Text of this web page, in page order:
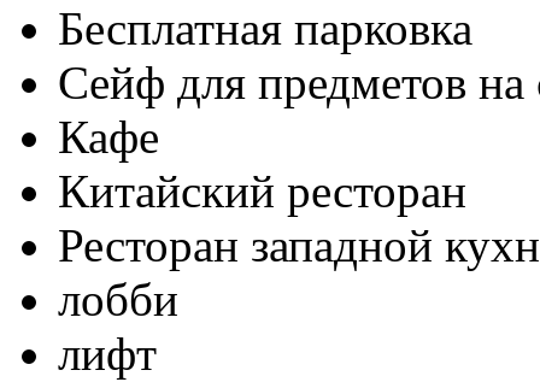
Бесплатная парковка
Сейф для предметов на
Кафе
Китайский ресторан
Ресторан западной
лобби
лифт